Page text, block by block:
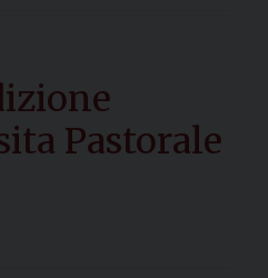
Pastorale